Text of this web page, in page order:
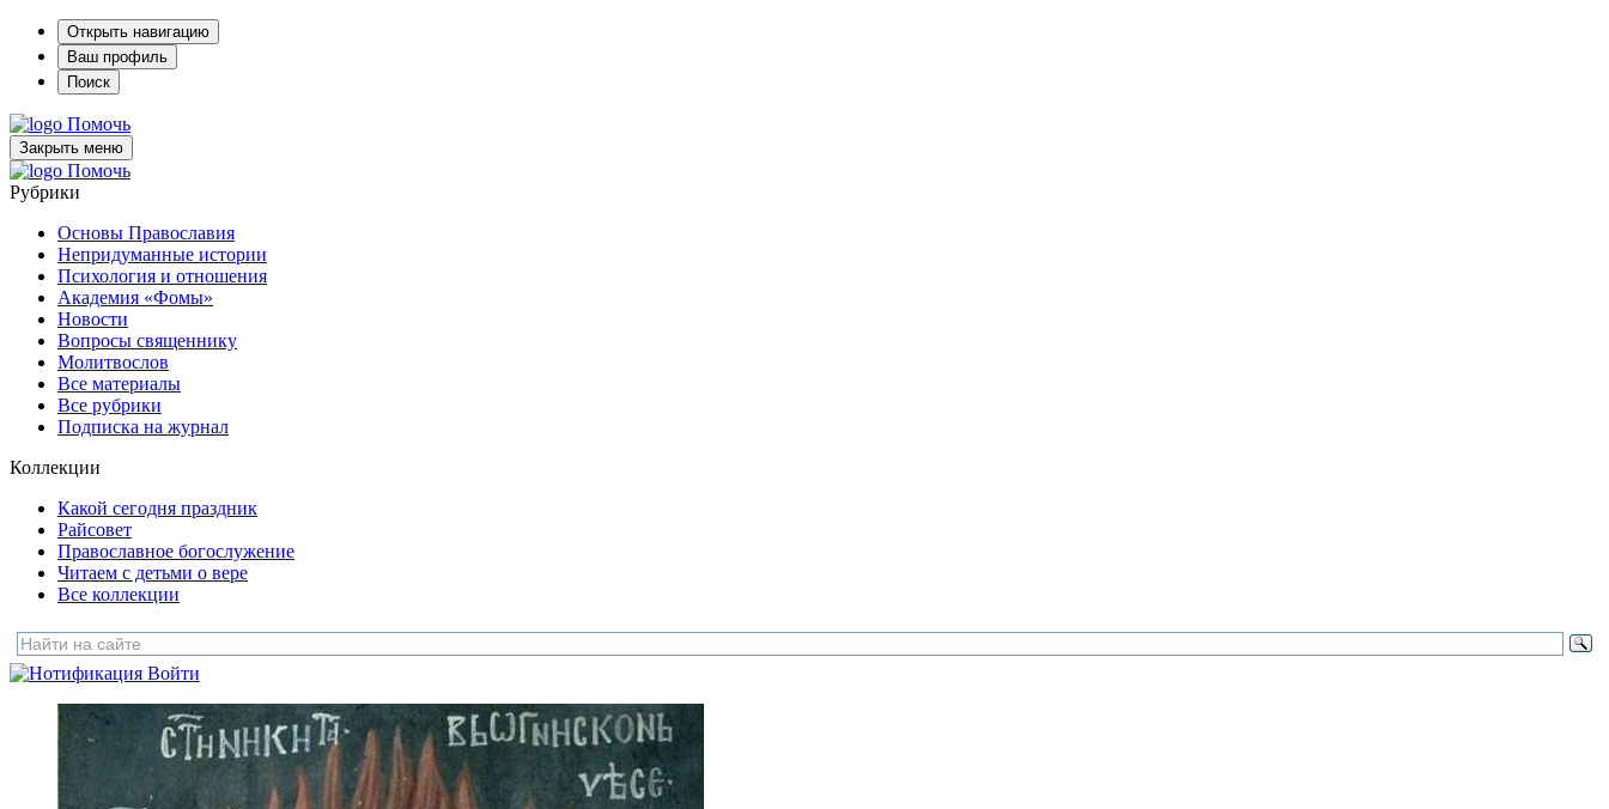
Открыть навигацию
Ваш профиль
Поиск
Помочь
Закрыть меню
Помочь
Рубрики
Основы Православия
Непридуманные истории
Психология и отношения
Академия «Фомы»
Новости
Вопросы священнику
Молитвослов
Все материалы
Все рубрики
Подписка на журнал
Коллекции
Какой сегодня праздник
Райсовет
Православное богослужение
Читаем с детьми о вере
Все коллекции
Войти